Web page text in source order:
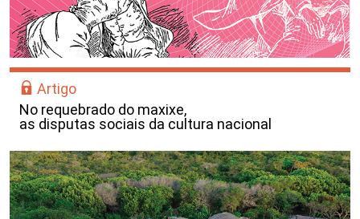
Artigo
No requebrado do maxixe,
as disputas sociais da cultura nacional